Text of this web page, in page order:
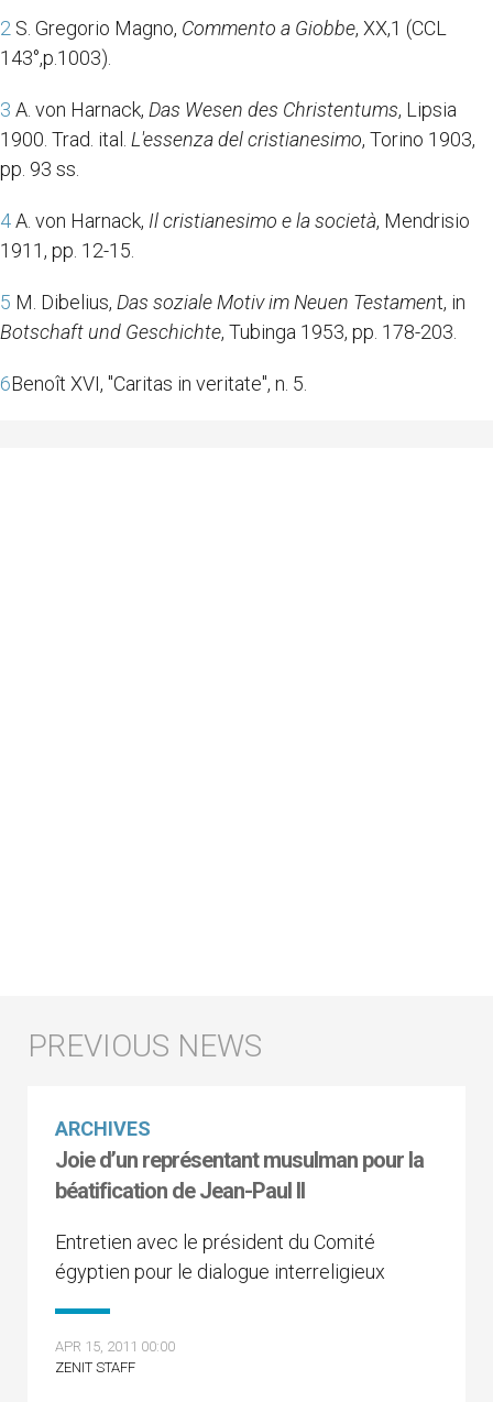
2 S. Gregorio Magno, Commento a Giobbe, XX,1 (CCL
143°,p.1003).
3 A. von Harnack, Das Wesen des Christentums, Lipsia
1900. Trad. ital. L'essenza del cristianesimo, Torino 1903,
pp. 93 ss.
4A. von Harnack, Il cristianesimo e la società, Mendrisio
1911, pp. 12-15.
5 M. Dibelius, Das soziale Motiv im Neuen Testament, in
Botschaft und Geschichte, Tubinga 1953, pp. 178-203.
6Benoît XVI, "Caritas in veritate", n. 5.
ARCHIVES
Joie d’un représentant musulman pour la
béatification de Jean-Paul II
Entretien avec le président du Comité
égyptien pour le dialogue interreligieux
APR 15, 2011 00:00
ZENIT STAFF